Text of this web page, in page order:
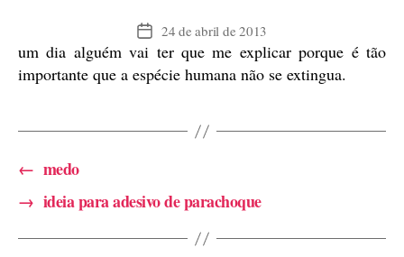
Data
de
publicação
24 de abril de 2013
um dia alguém vai ter que me explicar porque é tão
importante que a espécie humana não se extingua.
← medo
→ ideia para adesivo de parachoque